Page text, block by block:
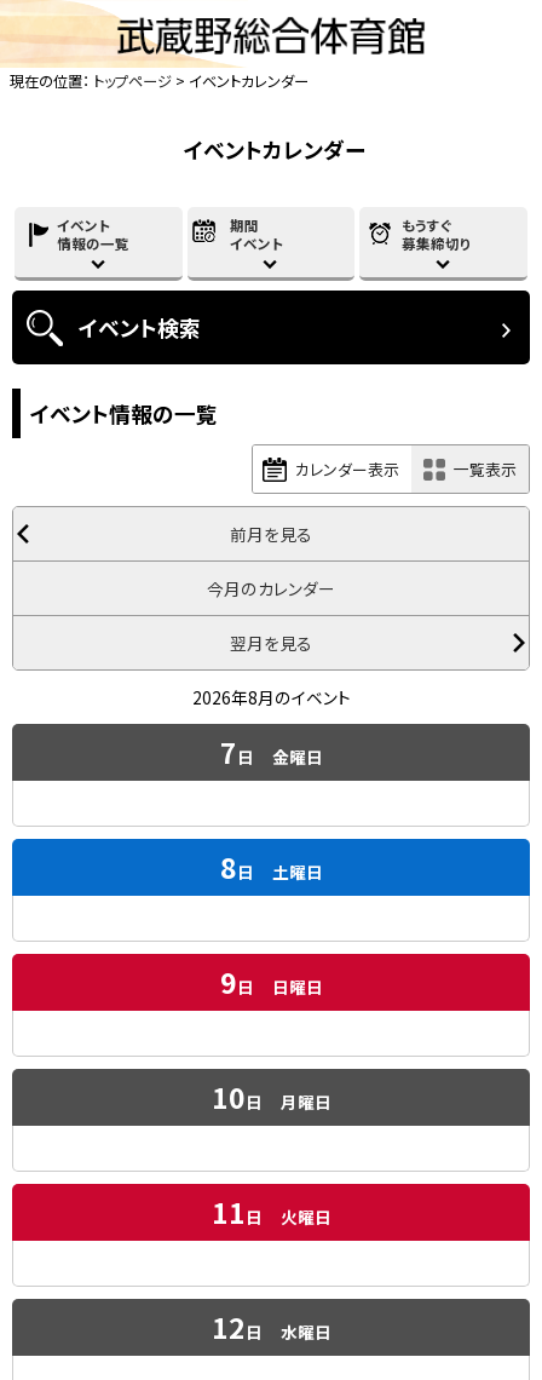
現在の位置： トップページ > イベントカレンダー
イベントカレンダー
イベント
情報の一覧
期間
イベント
もうすぐ
募集締切り
イベント検索
イベント情報の一覧
カレンダー表示 一覧表示
前月を見る
今月のカレンダー
翌月を見る
2026年8月のイベント
7 日 金曜日
8日 土曜日
9日 日曜日
10日 月曜日
11 日 火曜日
12 日 水曜日